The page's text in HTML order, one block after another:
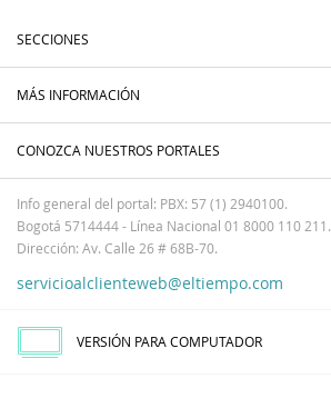
SECCIONES
MÁS INFORMACIÓN
CONOZCA NUESTROS PORTALES
Info general del portal: PBX: 57 (1) 2940100.
Bogotá 5714444 - Línea Nacional 01 8000 110 211.
Dirección: Av. Calle 26 # 68B-70.
servicioalclienteweb@eltiempo.com
VERSIÓN PARA COMPUTADOR